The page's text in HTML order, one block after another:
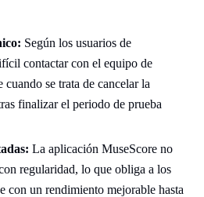
Según los usuarios de
contactar con el equipo de
cuando se trata de cancelar la
finalizar el periodo de prueba
La aplicación MuseScore no
regularidad, lo que obliga a los
con un rendimiento mejorable hasta